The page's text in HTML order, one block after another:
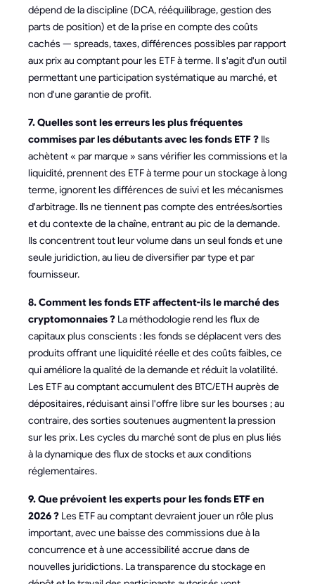
dépend de la discipline (DCA, rééquilibrage, gestion des
parts de position) et de la prise en compte des coûts
cachés — spreads, taxes, différences possibles par rapport
aux prix au comptant pour les ETF à terme. Il s'agit d'un outil
permettant une participation systématique au marché, et
non d'une garantie de profit.
7. Quelles sont les erreurs les plus fréquentes
commises par les débutants avec les fonds ETF ? Ils
achètent « par marque » sans vérifier les commissions et la
liquidité, prennent des ETF à terme pour un stockage à long
terme, ignorent les différences de suivi et les mécanismes
d'arbitrage. Ils ne tiennent pas compte des entrées/sorties
et du contexte de la chaîne, entrant au pic de la demande.
Ils concentrent tout leur volume dans un seul fonds et une
seule juridiction, au lieu de diversifier par type et par
fournisseur.
8. Comment les fonds ETF affectent-ils le marché des
cryptomonnaies ? La méthodologie rend les flux de
capitaux plus conscients : les fonds se déplacent vers des
produits offrant une liquidité réelle et des coûts faibles, ce
qui améliore la qualité de la demande et réduit la volatilité.
Les ETF au comptant accumulent des BTC/ETH auprès de
dépositaires, réduisant ainsi l'offre libre sur les bourses ; au
contraire, des sorties soutenues augmentent la pression
sur les prix. Les cycles du marché sont de plus en plus liés
à la dynamique des flux de stocks et aux conditions
réglementaires.
9. Que prévoient les experts pour les fonds ETF en
2026 ? Les ETF au comptant devraient jouer un rôle plus
important, avec une baisse des commissions due à la
concurrence et à une accessibilité accrue dans de
nouvelles juridictions. La transparence du stockage en